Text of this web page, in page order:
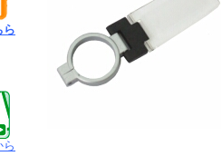
ら
ら